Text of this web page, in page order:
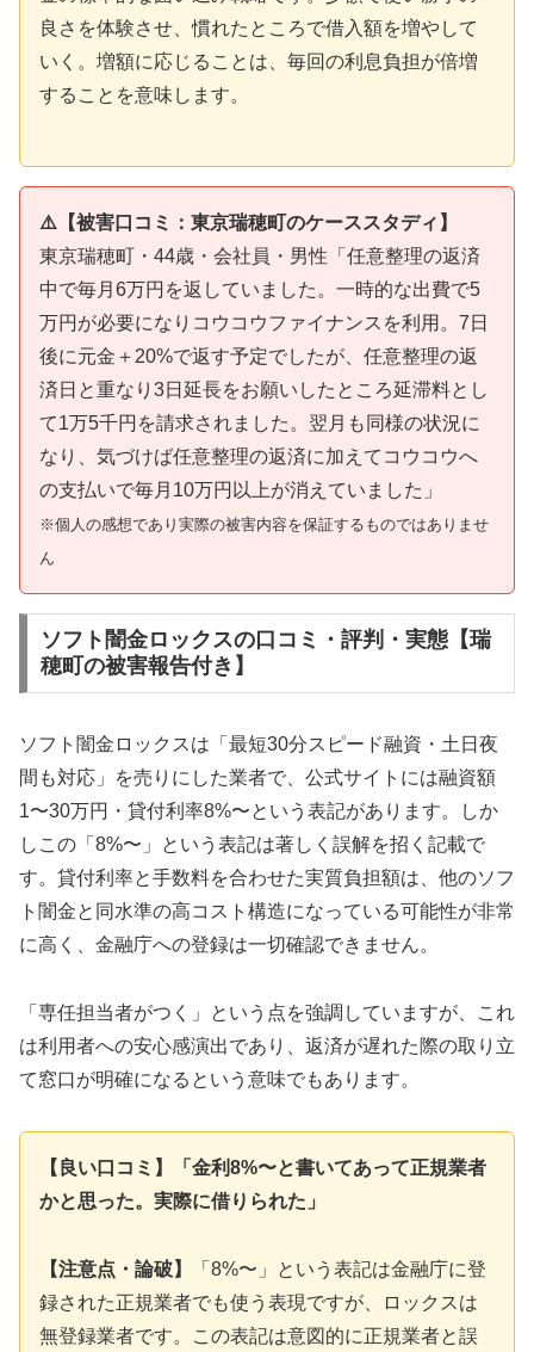
良さを体験させ、慣れたところで借入額を増やして
いく。増額に応じることは、毎回の利息負担が倍増
することを意味します。
⚠️【被害口コミ：東京瑞穂町のケーススタディ】
東京瑞穂町・44歳・会社員・男性「任意整理の返済
中で毎月6万円を返していました。一時的な出費で5
万円が必要になりコウコウファイナンスを利用。7日
後に元金＋20%で返す予定でしたが、任意整理の返
済日と重なり3日延長をお願いしたところ延滞料とし
て1万5千円を請求されました。翌月も同様の状況に
なり、気づけば任意整理の返済に加えてコウコウへ
の支払いで毎月10万円以上が消えていました」
※個人の感想であり実際の被害内容を保証するものではありませ
ん
ソフト闇金ロックスの口コミ・評判・実態【瑞
穂町の被害報告付き】
ソフト闇金ロックスは「最短30分スピード融資・土日夜
間も対応」を売りにした業者で、公式サイトには融資額
1〜30万円・貸付利率8%〜という表記があります。しか
しこの「8%〜」という表記は著しく誤解を招く記載で
す。貸付利率と手数料を合わせた実質負担額は、他のソフ
ト闇金と同水準の高コスト構造になっている可能性が非常
に高く、金融庁への登録は一切確認できません。
「専任担当者がつく」という点を強調していますが、これ
は利用者への安心感演出であり、返済が遅れた際の取り立
て窓口が明確になるという意味でもあります。
【良い口コミ】「金利8%〜と書いてあって正規業者
かと思った。実際に借りられた」
【注意点・論破】
「8%〜」という表記は金融庁に登
録された正規業者でも使う表現ですが、ロックスは
無登録業者です。この表記は意図的に正規業者と誤